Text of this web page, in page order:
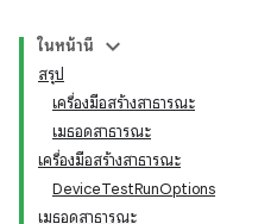
ในหน้านี้
สรุป
เครื่องมือสร้างสาธารณะ
เมธอดสาธารณะ
เครื่องมือสร้างสาธารณะ
DeviceTestRunOptions
เมธอดสาธารณะ